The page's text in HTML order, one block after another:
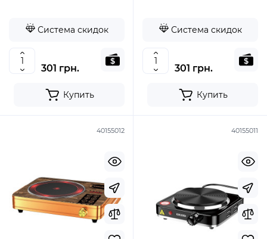
Система скидок
301 грн.
Купить
Система скидок
301 грн.
Купить
40155012 40155011